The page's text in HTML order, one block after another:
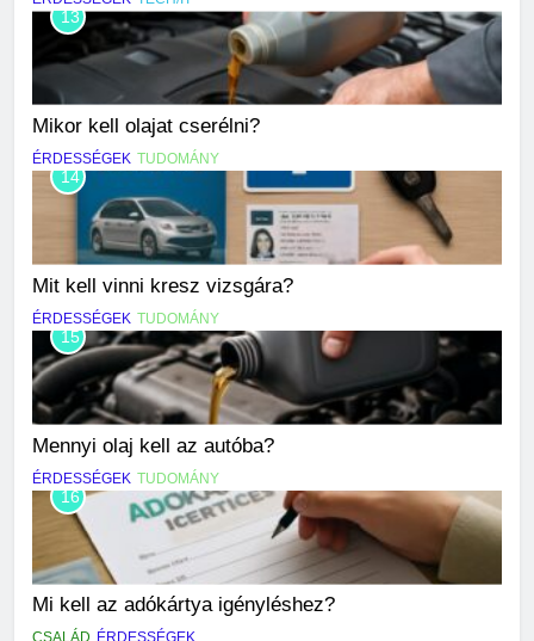
13
Mikor kell olajat cserélni?
ÉRDESSÉGEK TUDOMÁNY
14
Mit kell vinni kresz vizsgára?
ÉRDESSÉGEK TUDOMÁNY
15
Mennyi olaj kell az autóba?
ÉRDESSÉGEK TUDOMÁNY
16
Mi kell az adókártya igényléshez?